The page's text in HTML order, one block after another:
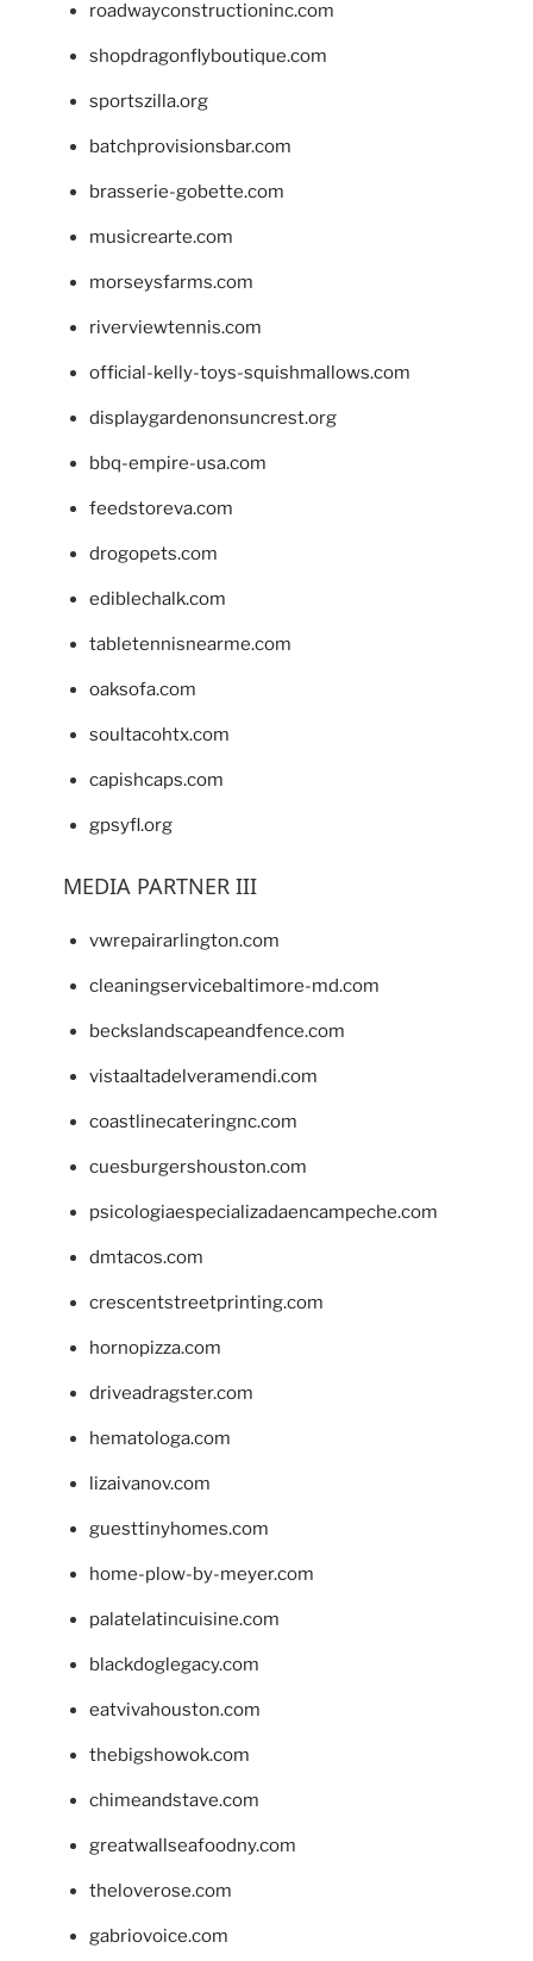
roadwayconstructioninc.com
shopdragonflyboutique.com
sportszilla.org
batchprovisionsbar.com
brasserie-gobette.com
musicrearte.com
morseysfarms.com
riverviewtennis.com
official-kelly-toys-squishmallows.com
displaygardenonsuncrest.org
bbq-empire-usa.com
feedstoreva.com
drogopets.com
ediblechalk.com
tabletennisnearme.com
oaksofa.com
soultacohtx.com
capishcaps.com
gpsyfl.org
MEDIA PARTNER III
vwrepairarlington.com
cleaningservicebaltimore-md.com
beckslandscapeandfence.com
vistaaltadelveramendi.com
coastlinecateringnc.com
cuesburgershouston.com
psicologiaespecializadaencampeche.com
dmtacos.com
crescentstreetprinting.com
hornopizza.com
driveadragster.com
hematologa.com
lizaivanov.com
guesttinyhomes.com
home-plow-by-meyer.com
palatelatincuisine.com
blackdoglegacy.com
eatvivahouston.com
thebigshowok.com
chimeandstave.com
greatwallseafoodny.com
theloverose.com
gabriovoice.com